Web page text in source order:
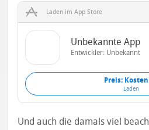
Laden im App Store
Unbekannte App
Entwickler: Unbekannt
Preis:
Laden
Und auch die damals viel